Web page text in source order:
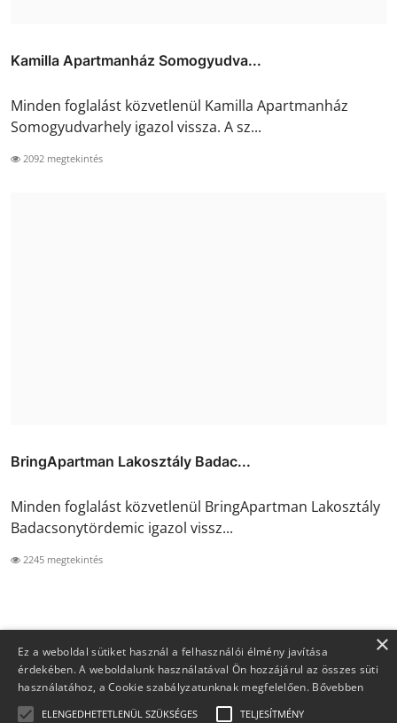
Kamilla Apartmanház Somogyudva...
Minden foglalást közvetlenül Kamilla Apartmanház
Somogyudvarhely igazol vissza. A sz...
2092 megtekintés
BringApartman Lakosztály Badac...
Minden foglalást közvetlenül BringApartman Lakosztály
Badacsonytördemic igazol vissz...
2245 megtekintés
×
Ez a weboldal sütiket használ a felhasználói élmény javítása
érdekében. A weboldalunk használatával Ön hozzájárul az összes süti
használatához, a Cookie szabályzatunknak megfelelően. Bővebben
ELENGEDHETETLENÜL SZÜKSÉGES TELJESÍTMÉNY